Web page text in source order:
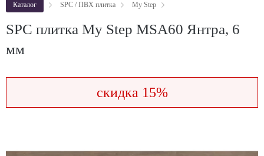
Каталог SPC / ПВХ плитка My Step
SPC плитка My Step MSA60 Янтра, 6
мм
скидка 15%